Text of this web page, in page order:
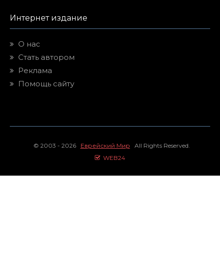
Интернет издание
О нас
Стать автором
Реклама
Помощь сайту
© 2003 - 2026 Еврейский Мир All Rights Reserved.
WEB24